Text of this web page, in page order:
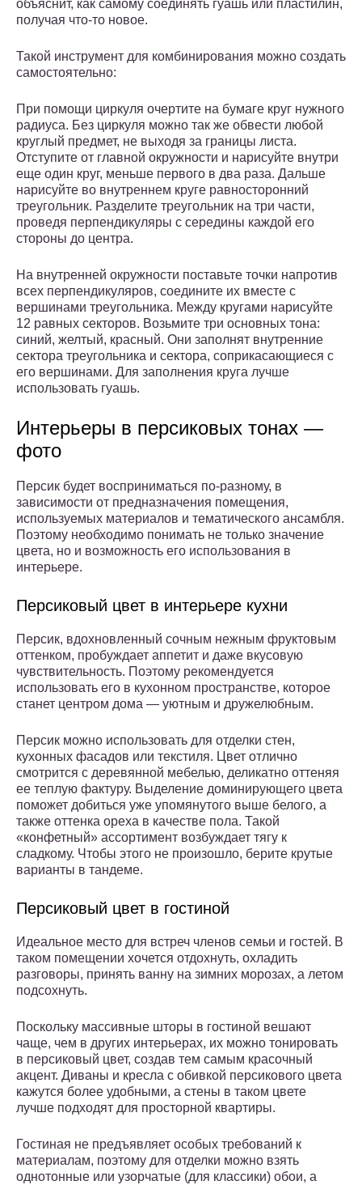
объяснит, как самому соединять гуашь или пластилин,
получая что-то новое.
Такой инструмент для комбинирования можно создать
самостоятельно:
При помощи циркуля очертите на бумаге круг нужного
радиуса. Без циркуля можно так же обвести любой
круглый предмет, не выходя за границы листа.
Отступите от главной окружности и нарисуйте внутри
еще один круг, меньше первого в два раза. Дальше
нарисуйте во внутреннем круге равносторонний
треугольник. Разделите треугольник на три части,
проведя перпендикуляры с середины каждой его
стороны до центра.
На внутренней окружности поставьте точки напротив
всех перпендикуляров, соедините их вместе с
вершинами треугольника. Между кругами нарисуйте
12 равных секторов. Возьмите три основных тона:
синий, желтый, красный. Они заполнят внутренние
сектора треугольника и сектора, соприкасающиеся с
его вершинами. Для заполнения круга лучше
использовать гуашь.
Интерьеры в персиковых тонах —
фото
Персик будет восприниматься по-разному, в
зависимости от предназначения помещения,
используемых материалов и тематического ансамбля.
Поэтому необходимо понимать не только значение
цвета, но и возможность его использования в
интерьере.
Персиковый цвет в интерьере кухни
Персик, вдохновленный сочным нежным фруктовым
оттенком, пробуждает аппетит и даже вкусовую
чувствительность. Поэтому рекомендуется
использовать его в кухонном пространстве, которое
станет центром дома — уютным и дружелюбным.
Персик можно использовать для отделки стен,
кухонных фасадов или текстиля. Цвет отлично
смотрится с деревянной мебелью, деликатно оттеняя
ее теплую фактуру. Выделение доминирующего цвета
поможет добиться уже упомянутого выше белого, а
также оттенка ореха в качестве пола. Такой
«конфетный» ассортимент возбуждает тягу к
сладкому. Чтобы этого не произошло, берите крутые
варианты в тандеме.
Персиковый цвет в гостиной
Идеальное место для встреч членов семьи и гостей. В
таком помещении хочется отдохнуть, охладить
разговоры, принять ванну на зимних морозах, а летом
подсохнуть.
Поскольку массивные шторы в гостиной вешают
чаще, чем в других интерьерах, их можно тонировать
в персиковый цвет, создав тем самым красочный
акцент. Диваны и кресла с обивкой персикового цвета
кажутся более удобными, а стены в таком цвете
лучше подходят для просторной квартиры.
Гостиная не предъявляет особых требований к
материалам, поэтому для отделки можно взять
однотонные или узорчатые (для классики) обои, а